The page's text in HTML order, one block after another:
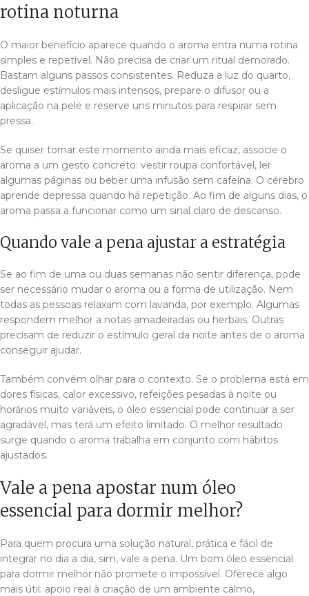
rotina noturna
O maior benefício aparece quando o aroma entra numa rotina
simples e repetível. Não precisa de criar um ritual demorado.
Bastam alguns passos consistentes. Reduza a luz do quarto,
desligue estímulos mais intensos, prepare o difusor ou a
aplicação na pele e reserve uns minutos para respirar sem
pressa.
Se quiser tornar este momento ainda mais eficaz, associe o
aroma a um gesto concreto: vestir roupa confortável, ler
algumas páginas ou beber uma infusão sem cafeína. O cérebro
aprende depressa quando há repetição. Ao fim de alguns dias, o
aroma passa a funcionar como um sinal claro de descanso.
Quando vale a pena ajustar a estratégia
Se ao fim de uma ou duas semanas não sentir diferença, pode
ser necessário mudar o aroma ou a forma de utilização. Nem
todas as pessoas relaxam com lavanda, por exemplo. Algumas
respondem melhor a notas amadeiradas ou herbais. Outras
precisam de reduzir o estímulo geral da noite antes de o aroma
conseguir ajudar.
Também convém olhar para o contexto. Se o problema está em
dores físicas, calor excessivo, refeições pesadas à noite ou
horários muito variáveis, o óleo essencial pode continuar a ser
agradável, mas terá um efeito limitado. O melhor resultado
surge quando o aroma trabalha em conjunto com hábitos
ajustados.
Vale a pena apostar num óleo
essencial para dormir melhor?
Para quem procura uma solução natural, prática e fácil de
integrar no dia a dia, sim, vale a pena. Um bom óleo essencial
para dormir melhor não promete o impossível. Oferece algo
mais útil: apoio real à criação de um ambiente calmo,